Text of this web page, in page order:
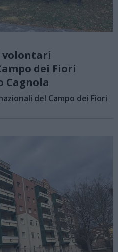
volontari
dei Fiori
Cagnola
del Campo dei Fiori